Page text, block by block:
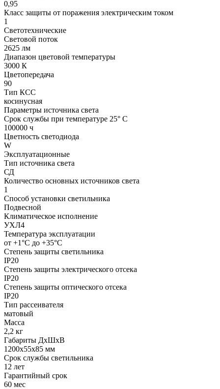
0,95
Класс защиты от поражения электрическим током
1
Светотехнические
Световой поток
2625 лм
Диапазон цветовой температуры
3000 К
Цветопередача
90
Тип КСС
косинусная
Параметры источника света
Срок службы при температуре 25° С
100000 ч
Цветность светодиода
W
Эксплуатационные
Тип источника света
СД
Количество основных источников света
1
Способ установки светильника
Подвесной
Климатическое исполнение
УХЛ4
Температура эксплуатации
от +1°С до +35°С
Степень защиты светильника
IP20
Степень защиты электрического отсека
IP20
Степень защиты оптического отсека
IP20
Тип рассеивателя
матовый
Масса
2,2 кг
Габариты ДхШхВ
1200x55x85 мм
Срок службы светильника
12 лет
Гарантийный срок
60 мес